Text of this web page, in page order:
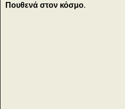
Πουθενά στον κόσμο.